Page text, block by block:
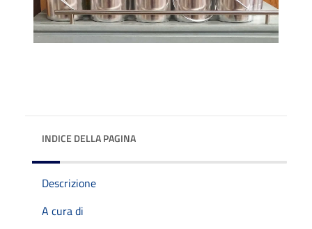
INDICE DELLA PAGINA
Descrizione
A cura di